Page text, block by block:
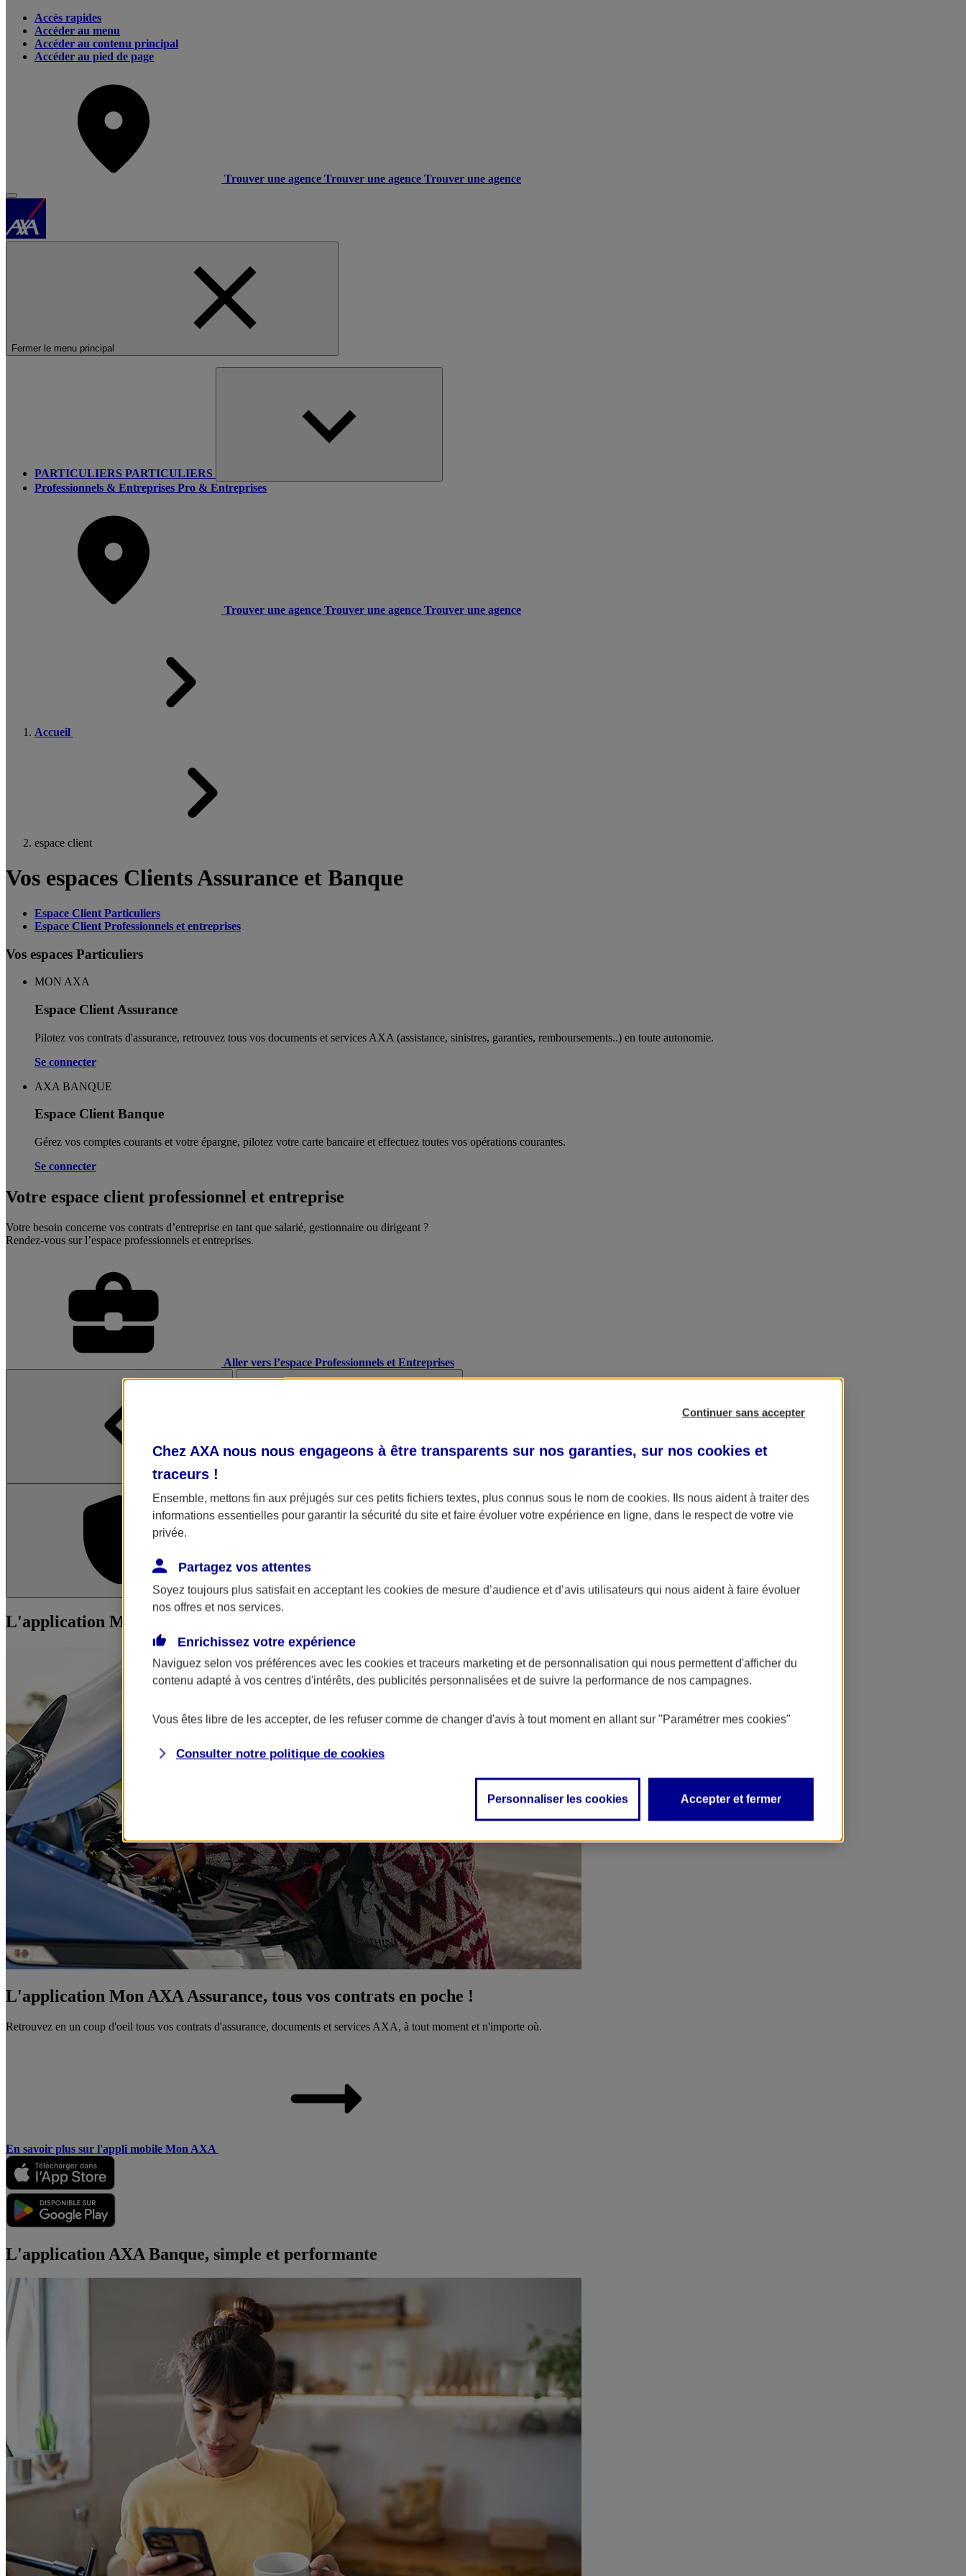
Accès rapides
Accéder au menu
Accéder au contenu principal
Accéder au pied de page
Trouver une agence Trouver une agence Trouver une agence
Fermer le menu principal
PARTICULIERS PARTICULIERS
Professionnels & Entreprises Pro & Entreprises
Trouver une agence Trouver une agence Trouver une agence
Accueil
espace client
Vos espaces Clients Assurance et Banque
Espace Client Particuliers
Espace Client Professionnels et entreprises
Vos espaces Particuliers
MON AXA
Espace Client Assurance
Pilotez vos contrats d'assurance, retrouvez tous vos documents et services AXA (assistance, sinistres, garanties, remboursements..) en toute autonomie. ​
Se connecter
AXA BANQUE
Espace Client Banque
Gérez vos comptes courants et votre épargne, pilotez votre carte bancaire et effectuez toutes vos opérations courantes.
Se connecter
Votre espace client professionnel et entreprise
Votre besoin concerne vos contrats d’entreprise en tant que salarié, gestionnaire ou dirigeant ?
Rendez-vous sur l’espace professionnels et entreprises.
Aller vers l’espace Professionnels et Entreprises
L'application Mon AXA Assurance L'application AXA Banque
L'application Mon AXA Assurance, tous vos contrats en poche !
L'application Mon AXA Assurance, tous vos contrats en poche !
Retrouvez en un coup d'oeil tous vos contrats d'assurance, documents et services AXA, à tout moment et n'importe où.
En savoir plus sur l'appli mobile Mon AXA
L'application AXA Banque, simple et performante
Continuer sans accepter
Chez AXA nous nous engageons à être transparents sur nos garanties, sur nos cookies et
traceurs !
Ensemble, mettons fin aux préjugés sur ces petits fichiers textes, plus connus sous le nom de cookies. Ils nous aident à traiter des
informations essentielles pour garantir la sécurité du site et faire évoluer votre expérience en ligne, dans le respect de votre vie
privée.
Partagez vos attentes
Soyez toujours plus satisfait en acceptant les cookies de mesure d’audience et d’avis utilisateurs qui nous aident à faire évoluer
nos offres et nos services.
Enrichissez votre expérience
Naviguez selon vos préférences avec les cookies et traceurs marketing et de personnalisation qui nous permettent d'afficher du
contenu adapté à vos centres d'intérêts, des publicités personnalisées et de suivre la performance de nos campagnes.
Vous êtes libre de les accepter, de les refuser comme de changer d'avis à tout moment en allant sur "Paramétrer mes cookies"
Consulter notre politique de cookies
Personnaliser les cookies Accepter et fermer